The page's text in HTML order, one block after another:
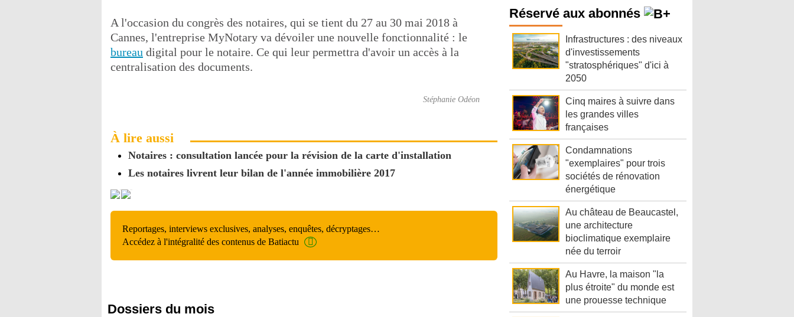
A l'occasion du congrès des notaires, qui se tient du 27 au 30 mai 2018 à
Cannes, l'entreprise MyNotary va dévoiler une nouvelle fonctionnalité : le
bureau digital pour le notaire. Ce qui leur permettra d'avoir un accès à la
centralisation des documents.
Stéphanie Odéon
À lire aussi
Notaires : consultation lancée pour la révision de la carte d'installation
Les notaires livrent leur bilan de l'année immobilière 2017
Reportages, interviews exclusives, analyses, enquêtes, décryptages…
Accédez à l'intégralité des contenus de Batiactu
Dossiers du mois
Réservé aux abonnés
Infrastructures : des niveaux
d'investissements
"stratosphériques" d'ici à
2050
Cinq maires à suivre dans
les grandes villes
françaises
Condamnations
"exemplaires" pour trois
sociétés de rénovation
énergétique
Au château de Beaucastel,
une architecture
bioclimatique exemplaire
née du terroir
Au Havre, la maison "la
plus étroite" du monde est
une prouesse technique